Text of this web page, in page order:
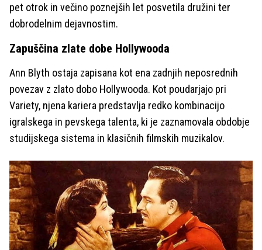
pet otrok in večino poznejših let posvetila družini ter
dobrodelnim dejavnostim.
Zapuščina zlate dobe Hollywooda
Ann Blyth ostaja zapisana kot ena zadnjih neposrednih
povezav z zlato dobo Hollywooda. Kot poudarjajo pri
Variety, njena kariera predstavlja redko kombinacijo
igralskega in pevskega talenta, ki je zaznamovala obdobje
studijskega sistema in klasičnih filmskih muzikalov.